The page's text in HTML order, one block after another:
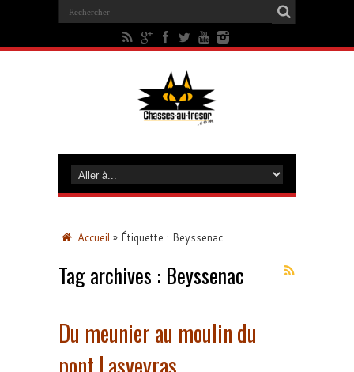
Accueil » Étiquette : Beyssenac
Tag archives : Beyssenac
Du meunier au moulin du
pont Lasveyras